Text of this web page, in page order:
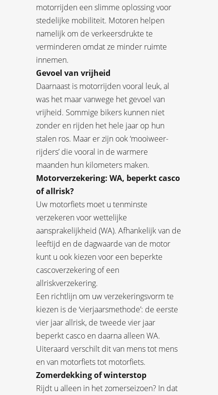
motorrijden een slimme oplossing voor
stedelijke mobiliteit. Motoren helpen
namelijk om de verkeersdrukte te
verminderen omdat ze minder ruimte
innemen.
Gevoel van vrijheid
Daarnaast is motorrijden vooral leuk, al
was het maar vanwege het gevoel van
vrijheid. Sommige bikers kunnen niet
zonder en rijden het hele jaar op hun
stalen ros. Maar er zijn ook ‘mooiweer-
rijders’ die vooral in de warmere
maanden hun kilometers maken.
Motorverzekering: WA, beperkt casco
of allrisk?
Uw motorfiets moet u tenminste
verzekeren voor wettelijke
aansprakelijkheid (WA). Afhankelijk van de
leeftijd en de dagwaarde van de motor
kunt u ook kiezen voor een beperkte
cascoverzekering of een
allriskverzekering.
Een richtlijn om uw verzekeringsvorm te
kiezen is de ‘vierjaarsmethode’: de eerste
vier jaar allrisk, de tweede vier jaar
beperkt casco en daarna alleen WA.
Uiteraard verschilt dit van mens tot mens
en van motorfiets tot motorfiets.
Zomerdekking of winterstop
Rijdt u alleen in het zomerseizoen? In dat